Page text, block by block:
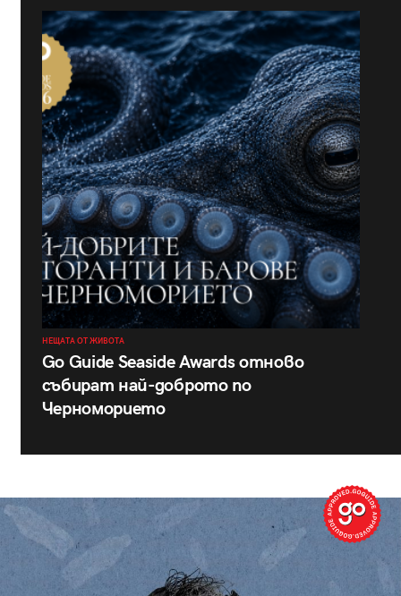
НЕЩАТА ОТ ЖИВОТА
Go Guide Seaside Awards отново
събират най-доброто по
Черноморието